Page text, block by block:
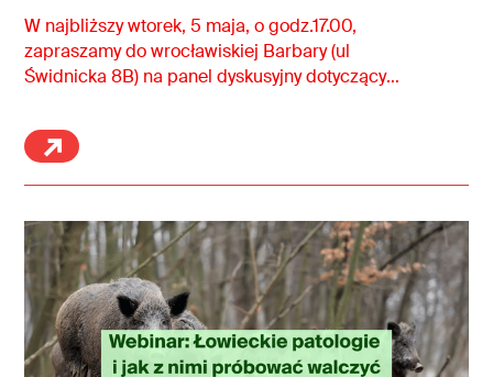
W najbliższy wtorek, 5 maja, o godz.17.00,
zapraszamy do wrocławiskiej Barbary (ul
Świdnicka 8B) na panel dyskusyjny dotyczący